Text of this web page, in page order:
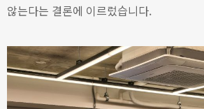
않는다는 결론에 이르렀습니다.